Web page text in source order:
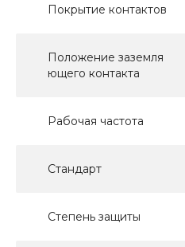
Покрытие контактов
Положение заземля
ющего контакта
Рабочая частота
Стандарт
Степень защиты